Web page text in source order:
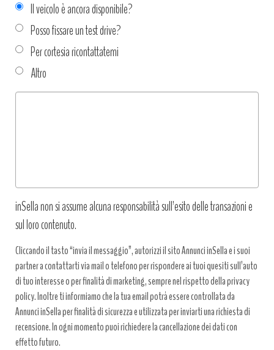
Il veicolo è ancora disponibile?
Posso fissare un test drive?
Per cortesia ricontattatemi
Altro
Tipo
inSella non si assume alcuna responsabilità sull’esito delle transazioni e
sul loro contenuto.
Cliccando il tasto “invia il messaggio”, autorizzi il sito Annunci inSella e i suoi
partner a contattarti via mail o telefono per rispondere ai tuoi quesiti sull’auto
di tuo interesse o per finalità di marketing, sempre nel rispetto della privacy
policy. Inoltre ti informiamo che la tua email potrà essere controllata da
Annunci inSella per finalità di sicurezza e utilizzata per inviarti una richiesta di
recensione. In ogni momento puoi richiedere la cancellazione dei dati con
effetto futuro.